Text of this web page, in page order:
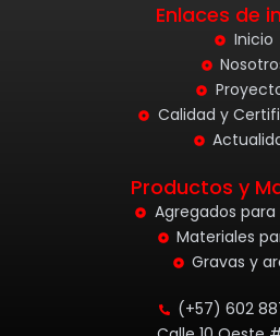
e
b
o
o
k
t
Enlaces de
Inicio
Calidad y
Productos y
Agregados
Materiales
Gravas y
(+57) 602